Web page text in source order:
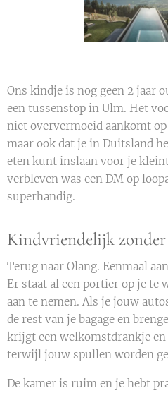
Ons kindje is nog geen 2 jaar
een tussenstop in Ulm. Het
niet oververmoeid aankomt
maar ook dat je in Duitsland
eten kunt inslaan voor je
verbleven was een DM op
superhandig.
Kindvriendelijk
Terug naar Olang. Eenmaal
Er staat al een portier op je te
aan te nemen. Als je jouw
de rest van je bagage en
krijgt een welkomstdrankje en
terwijl jouw spullen worden
De kamer is ruim en je hebt